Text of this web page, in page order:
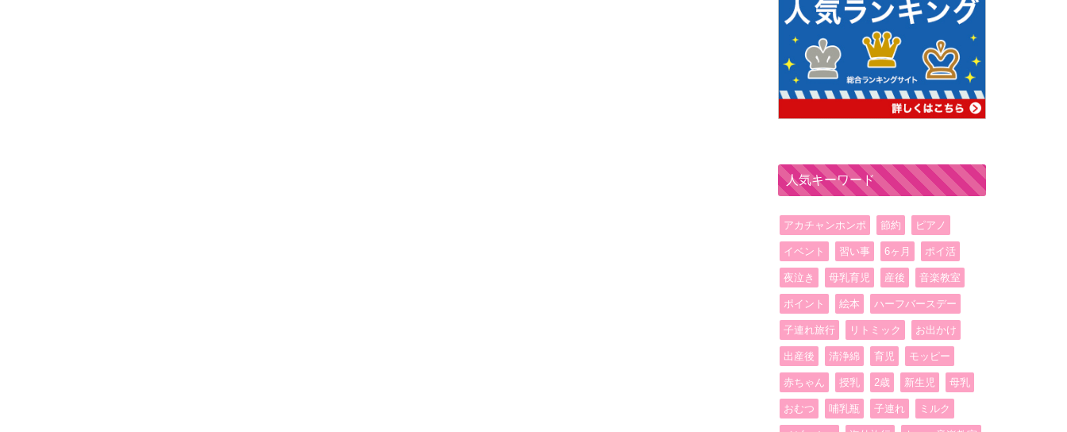
人気キーワード
アカチャンホンポ 節約 ピアノ
イベント 習い事 6ヶ月 ポイ活
夜泣き 母乳育児 産後 音楽教室
ポイント 絵本 ハーフバースデー
子連れ旅行 リトミック お出かけ
出産後 清浄綿 育児 モッピー
赤ちゃん 授乳 2歳 新生児 母乳
おむつ 哺乳瓶 子連れ ミルク